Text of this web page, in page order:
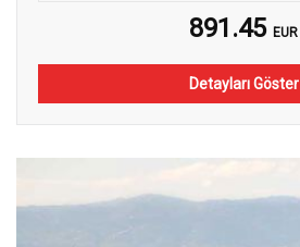
891.45 EUR
Detayları Göster